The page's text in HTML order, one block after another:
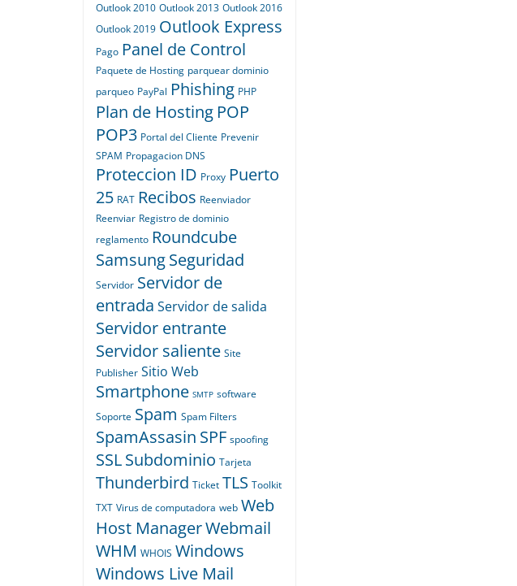
Outlook 2010 Outlook 2013 Outlook 2016
Outlook 2019 Outlook Express
Pago Panel de Control
Paquete de Hosting parquear dominio
parqueo PayPal Phishing PHP
Plan de Hosting POP
POP3 Portal del Cliente Prevenir
SPAM Propagacion DNS
Proteccion ID Proxy Puerto
25 RAT Recibos Reenviador
Reenviar Registro de dominio
reglamento Roundcube
SamsungSeguridad
Servidor Servidor de
entrada Servidor de salida
Servidor entrante
Servidor saliente Site
Publisher Sitio Web
Smartphone SMTP software
Soporte Spam Spam Filters
SpamAssasin SPF spoofing
SSLSubdominio Tarjeta
Thunderbird Ticket TLS Toolkit
TXT Virus de computadora web Web
Host ManagerWebmail
WHM WHOIS Windows
Windows Live Mail